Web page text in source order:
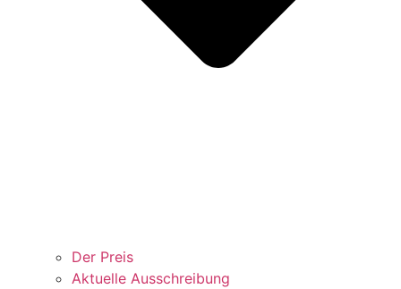
Der Preis
Aktuelle Ausschreibung